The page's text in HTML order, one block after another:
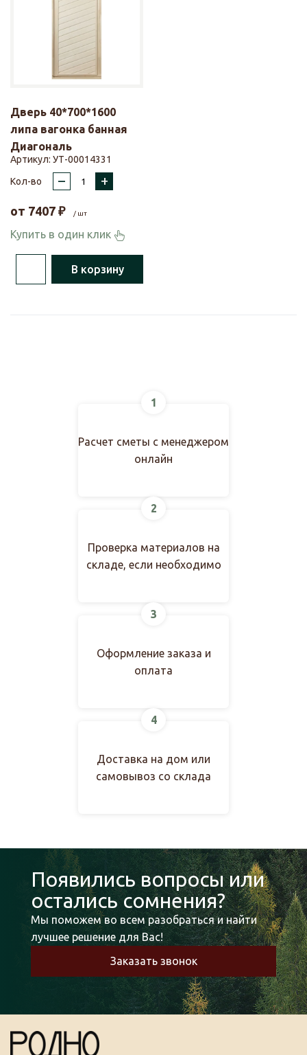
Дверь 40*700*1600
липа вагонка банная
Диагональ
Артикул: УТ-00014331
Кол-во
– +
от 7407 ₽ / шт
Купить в один клик
В корзину
1
Расчет сметы с менеджером
онлайн
2
Проверка материалов на
складе, если необходимо
3
Оформление заказа и
оплата
4
Доставка на дом или
самовывоз со склада
Появились вопросы или
остались сомнения?
Мы поможем во всем разобраться и найти
лучшее решение для Вас!
Заказать звонок